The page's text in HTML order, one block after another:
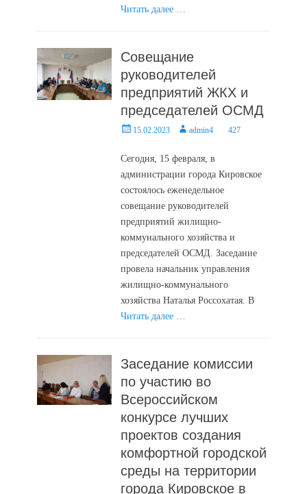
Читать далее …
Совещание
руководителей
предприятий ЖКХ и
председателей ОСМД
Posted15.02.2023 Authoradmin4 427
Сегодня, 15 февраля, в
администрации города Кировское
состоялось еженедельное
совещание руководителей
предприятий жилищно-
коммунального хозяйства и
председателей ОСМД. Заседание
провела начальник управления
жилищно-коммунального
хозяйства Наталья Россохатая. В
Читать далее …
Заседание комиссии
по участию во
Всероссийском
конкурсе лучших
проектов создания
комфортной городской
среды на территории
города Кировское в